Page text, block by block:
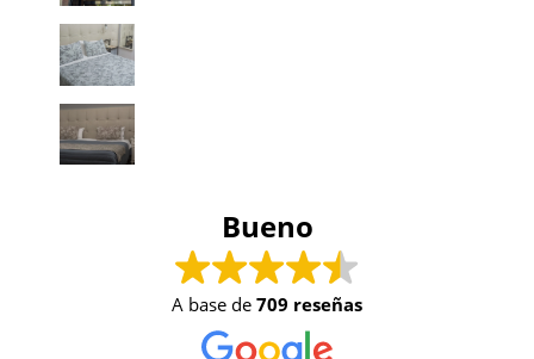
Bueno
A base de 709 reseñas